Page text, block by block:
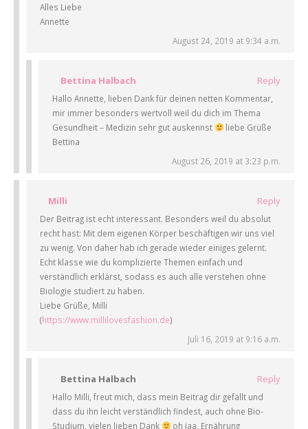
Alles Liebe
Annette
August 24, 2019 at 9:34 a.m.
Bettina Halbach Reply
Hallo Annette, lieben Dank für deinen netten Kommentar,
mir immer besonders wertvoll weil du dich im Thema
Gesundheit – Medizin sehr gut auskennst
liebe Grüße
Bettina
August 26, 2019 at 3:23 p.m.
Milli Reply
Der Beitrag ist echt interessant. Besonders weil du absolut
recht hast: Mit dem eigenen Körper beschäftigen wir uns viel
zu wenig. Von daher hab ich gerade wieder einiges gelernt.
Echt klasse wie du komplizierte Themen einfach und
verständlich erklärst, sodass es auch alle verstehen ohne
Biologie studiert zu haben.
Liebe Grüße, Milli
(https://www.millilovesfashion.de)
Juli 16, 2019 at 9:16 a.m.
Bettina Halbach Reply
Hallo Milli, freut mich, dass mein Beitrag dir gefällt und
dass du ihn leicht verständlich findest, auch ohne Bio-
Studium, vielen lieben Dank
oh jaa, Ernährung